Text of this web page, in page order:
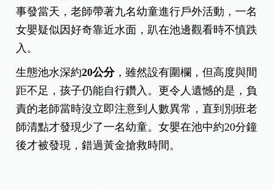
事發當天，老師帶著九名幼童進行戶外活動，一名
女嬰疑似因好奇靠近水面，趴在池邊觀看時不慎跌
入。
生態池水深約20公分，雖然設有圍欄，但高度與間
距不足，孩子仍能自行鑽入。更令人遺憾的是，負
責的老師當時沒立即注意到人數異常，直到別班老
師清點才發現少了一名幼童。女嬰在池中約20分鐘
後才被發現，錯過黃金搶救時間。